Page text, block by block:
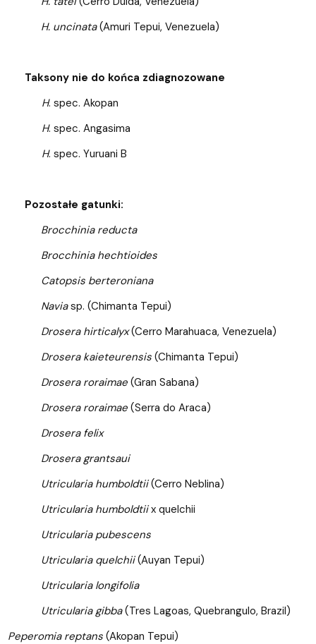
H. uncinata(Amuri Tepui, Venezuela)
Taksony nie do końca zdiagnozowane
H. spec. Akopan
H. spec. Angasima
H. spec. Yuruani B
Pozostałe gatunki:
Brocchinia reducta
Brocchinia hechtioides
Catopsis berteroniana
Naviasp. (Chimanta Tepui)
Drosera hirticalyx(Cerro Marahuaca, Venezuela)
Drosera kaieteurensis(Chimanta Tepui)
Drosera roraimae(Gran Sabana)
Drosera roraimae(Serra do Araca)
Drosera felix
Drosera grantsaui
Utricularia humboldtii(Cerro Neblina)
Utricularia humboldtiix quelchii
Utricularia pubescens
Utricularia quelchii(Auyan Tepui)
Utricularia longifolia
Utricularia gibba(Tres Lagoas, Quebrangulo, Brazil)
Peperomia reptans(Akopan Tepui)